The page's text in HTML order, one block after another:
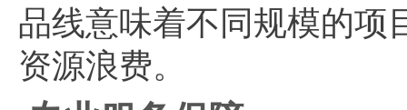
品线意味着不同规模的项
资源浪费。